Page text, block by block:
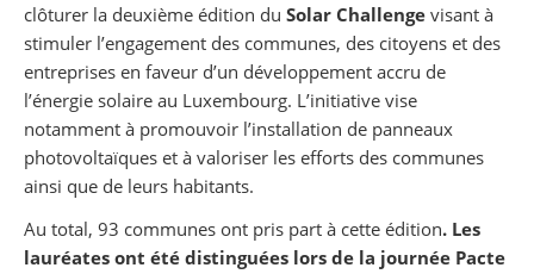
clôturer la deuxième édition du Solar Challenge visant à
stimuler l’engagement des communes, des citoyens et des
entreprises en faveur d’un développement accru de
l’énergie solaire au Luxembourg. L’initiative vise
notamment à promouvoir l’installation de panneaux
photovoltaïques et à valoriser les efforts des communes
ainsi que de leurs habitants.
Au total, 93 communes ont pris part à cette édition. Les
lauréates ont été distinguées lors de la journée Pacte